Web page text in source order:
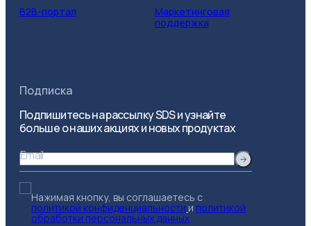
B2B-портал
Маркетинговая
поддержка
Подписка
Подпишитесь на рассылку SDS и узнайте
больше о наших акциях и новых продуктах
Email
Нажимая кнопку, вы соглашаетесь с
политикой конфиденциальности и политикой
обработки персональных данных